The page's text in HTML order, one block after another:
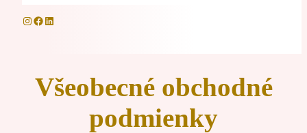
Instagram
Facebook
LinkedIn
Všeobecné obchodné
podmienky